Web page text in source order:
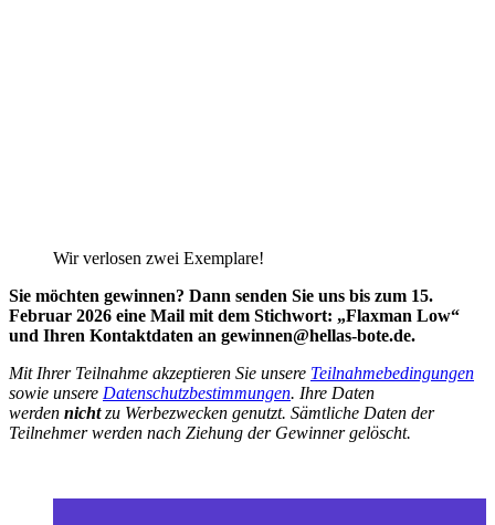
Wir verlosen zwei Exemplare!
Sie möchten gewinnen? Dann senden Sie uns bis zum 15.
Februar 2026 eine Mail mit dem Stichwort: „Flaxman Low“
und Ihren Kontaktdaten an gewinnen@hellas-bote.de.
Mit Ihrer Teilnahme akzeptieren Sie unsere Teilnahmebedingungen
sowie unsere Datenschutzbestimmungen. Ihre Daten
werden nichtzu Werbezwecken genutzt. Sämtliche Daten der
Teilnehmer werden nach Ziehung der Gewinner gelöscht.